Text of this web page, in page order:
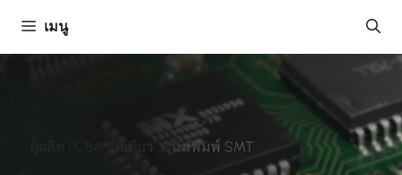
ยัง
เมนู
/ แม่พิมพ์ SMT